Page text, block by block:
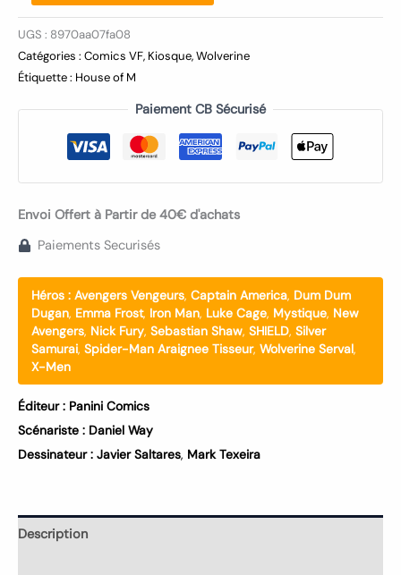
UGS : 8970aa07fa08
Catégories : Comics VF, Kiosque,Wolverine
Étiquette : House of M
Paiement CB Sécurisé
Envoi Offert à Partir de 40€ d'achats
Paiements Securisés
Héros : Avengers Vengeurs, Captain America, Dum Dum
Dugan, Emma Frost, Iron Man, Luke Cage, Mystique, New
Avengers, Nick Fury, Sebastian Shaw, SHIELD, Silver
Samurai, Spider-Man Araignee Tisseur, Wolverine Serval,
X-Men
Éditeur : Panini Comics
Scénariste : Daniel Way
Dessinateur : Javier Saltares, Mark Texeira
Description